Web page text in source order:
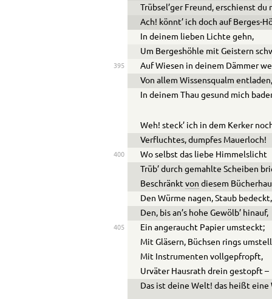
Trübsel’ger Freund, erschienst du
Ach! könnt’ ich doch auf Berges-
In deinem lieben Lichte gehn,
Um Bergeshöhle mit Geistern
395
Auf Wiesen in deinem Dämmer
Von allem Wissensqualm
In deinem Thau gesund mich
Weh! steck’ ich in dem Kerker
Verfluchtes, dumpfes Mauerloch!
400
Wo selbst das liebe Himmelslicht
Trüb’ durch gemahlte Scheiben
Beschränktvon diesem
Den Würme nagen, Staub bedeckt,
Den, bis an’s hohe Gewölb’ hinauf,
405
Ein angeraucht Papier umsteckt;
Mit Gläsern, Büchsen rings
Mit Instrumenten vollgepfropft,
Urväter Hausrath drein gestopft –
Das ist deine Welt! das heißt eine